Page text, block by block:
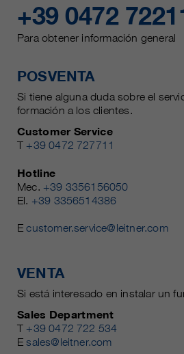
+39 0472
Para obtener información general
POSVENTA
Si tiene alguna duda sobre el
formación a los clientes.
Customer Service
T +39 0472 727711
Hotline
Mec. +39 3356156050
El. +39 3356514386
Ecustomer.service@leitner.com
VENTA
Si está interesado en instalar un
Sales Department
T +39 0472 722 534
Esales@leitner.com